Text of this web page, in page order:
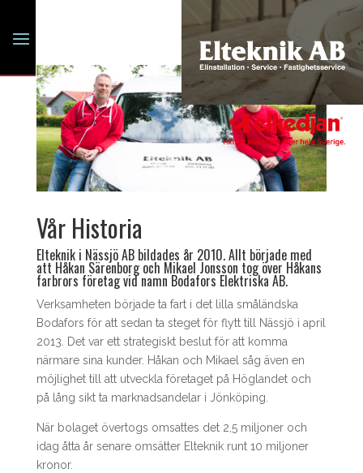
Vår Historia
Elteknik i Nässjö AB bildades år 2010. Allt började med
att Håkan Särenborg och Mikael Jonsson tog över Håkans
farbrors företag vid namn Bodafors Elektriska AB.
Verksamheten började ta fart i det lilla småländska
Bodafors för att sedan ta steget för flytt till Nässjö i april
2013. Det var ett strategiskt beslut för att komma
närmare sina kunder. Håkan och Mikael såg även en
möjlighet till att utveckla företaget på Höglandet och
på lång sikt ta marknadsandelar i Jönköping.
När bolaget övertogs omsattes det 2,5 miljoner och
idag åtta år senare omsätter Elteknik runt 10 miljoner
kronor.